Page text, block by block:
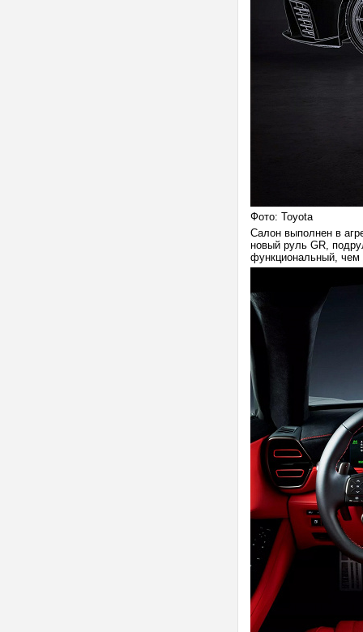
Фото: Toyota
Салон выполнен в
новый руль GR,
функциональный, чем